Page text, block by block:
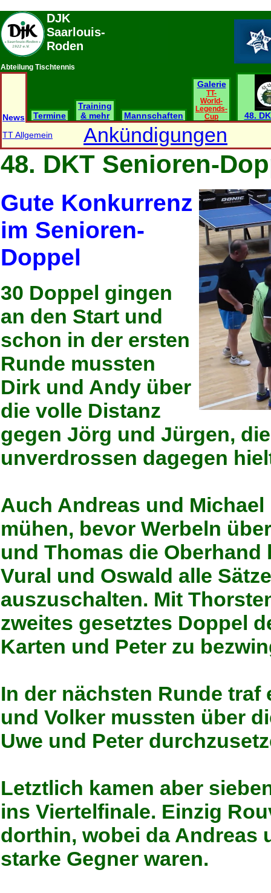
DJK
Saarlouis-
Roden
Abteilung Tischtennis
News Termine
Training
& mehr
Mannschaften
Galerie
TT-
World-
Legends-
Cup
48.
TT Allgemein
Ankündigungen
48. DKT Senioren-
Gute Konkurrenz
im Senioren-
Doppel
30 Doppel gingen
an den Start und
schon in der ersten
Runde mussten
Dirk und Andy über
die volle Distanz
gegen Jörg und Jürgen,
unverdrossen dagegen
Auch Andreas und
mühen, bevor Werbeln
und Thomas die
Vural und Oswald alle
auszuschalten. Mit
zweites gesetztes Doppel
Karten und Peter zu
In der nächsten Runde
und Volker mussten über
Uwe und Peter
Letztlich kamen aber
ins Viertelfinale. Einzig
dorthin, wobei da Andreas
starke Gegner waren.